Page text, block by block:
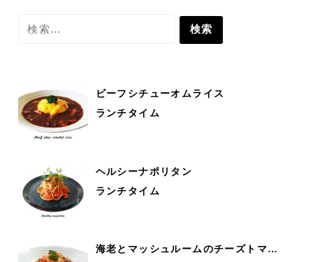
検
ビーフシチューオムライス
ランチタイム
ヘルシーナポリタン
ランチタイム
海老とマッシュルームのチーズトマ…